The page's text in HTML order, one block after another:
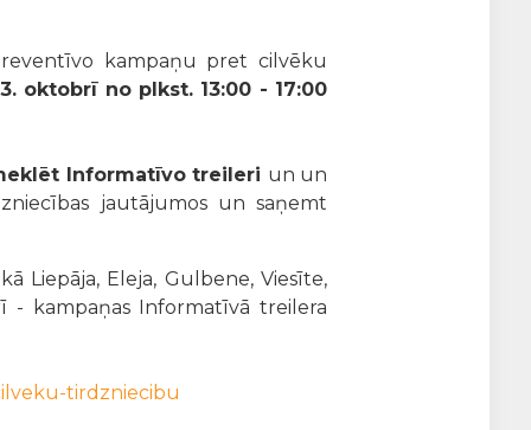
kampaņu pret cilvēku
oktobrī no plkst. 13:00 - 17:00
Informatīvo treileri un un
jautājumos un saņemt
Liepāja, Eleja, Gulbene, Viesīte,
- kampaņas Informatīvā treilera
tirdzniecibu